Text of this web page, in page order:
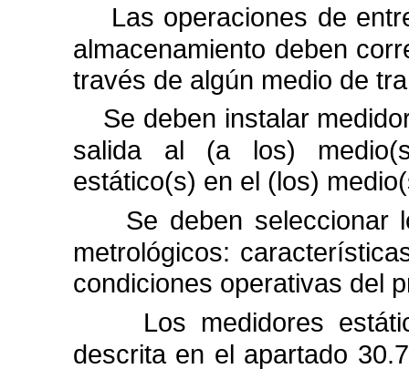
Las operaciones de
almacenamiento deben
través de algún medio de
Se deben instalar
salida al (a los)
estático(s) en el (los)
Se deben seleccionar
metrológicos:
condiciones operativas del
Los medidores
descrita en el apartado